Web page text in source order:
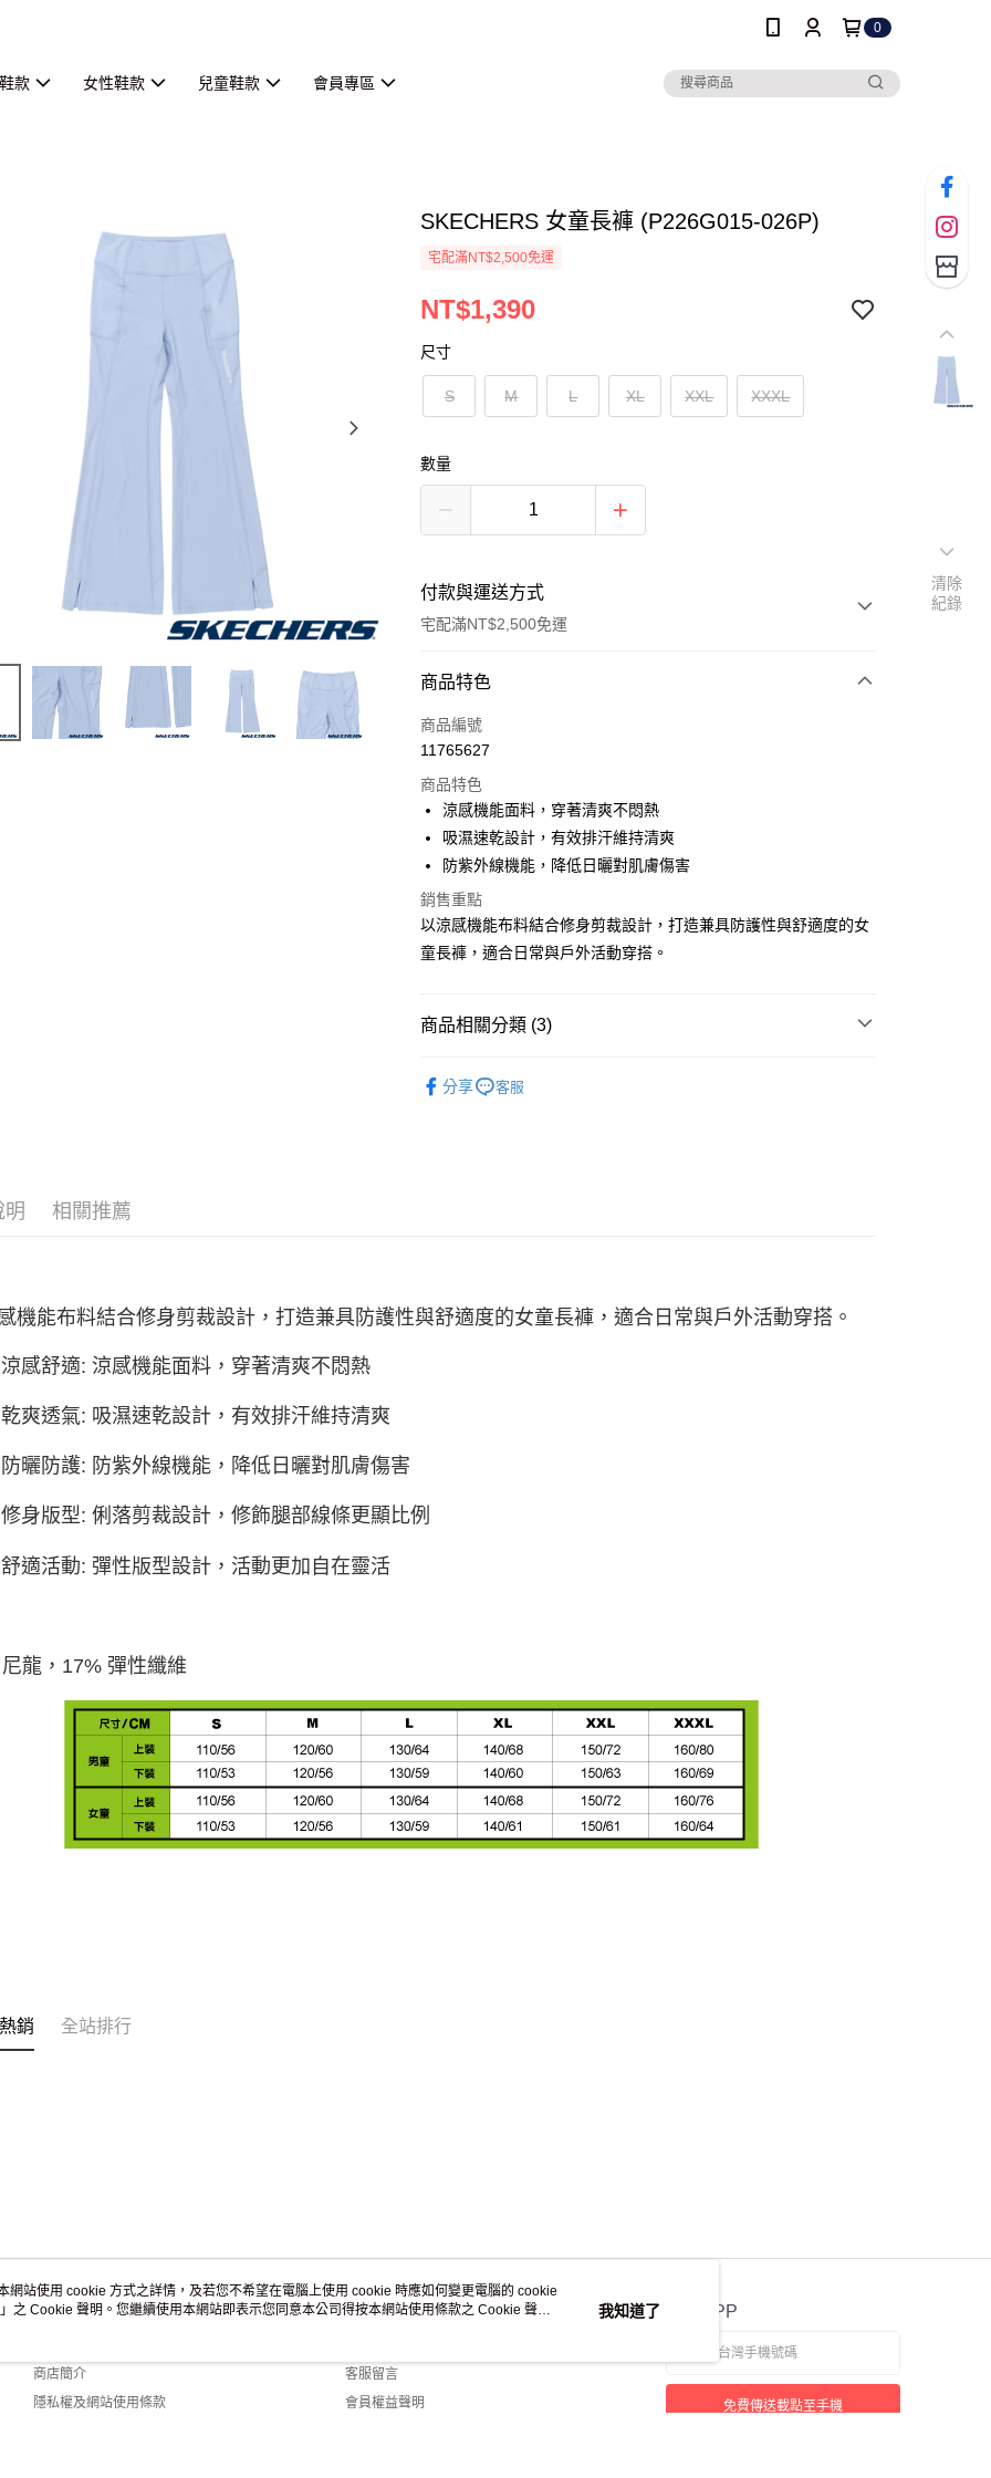
0
款 女性鞋款 兒童鞋款 會員專區
SKECHERS 女童長褲 (P226G015-026P)
宅配滿NT$2,500免運
NT$1,390
尺寸
S M L XL XXL XXXL
數量
付款與運送方式
宅配滿NT$2,500免運
付款方式
信用卡一次付款
大哥付你分期
相關說明
1.本服務由台灣大哥大提供，台灣大哥大用戶可立即使用無須另外申請。
2.付款方式選擇「大哥付你分期」，訂單成立後會自動跳轉到大哥付的交易
流程，驗證手機門號後，選擇欲分期的期數、繳款截止日，確認付款後即
完成交易。
3.實際核准額度、可分期數及費用金額請依後續交易確認頁面所載為準。
【繳款方式說明】
2.透過簡訊連結打開帳單後，可選擇「超商條碼／台灣大直營門市／銀行轉
ATM付款
商品特色
商品編號
11765627
商品特色
涼感機能面料，穿著清爽不悶熱
吸濕速乾設計，有效排汗維持清爽
防紫外線機能，降低日曬對肌膚傷害
銷售重點
以涼感機能布料結合修身剪裁設計，打造兼具防護性與舒適度的女
童長褲，適合日常與戶外活動穿搭。
商品相關分類 (3)
分享 客服
明 相關推薦
機能布料結合修身剪裁設計，打造兼具防護性與舒適度的女童長褲，適合日常與戶外活動穿搭。
涼感舒適: 涼感機能面料，穿著清爽不悶熱
乾爽透氣: 吸濕速乾設計，有效排汗維持清爽
防曬防護: 防紫外線機能，降低日曬對肌膚傷害
修身版型: 俐落剪裁設計，修飾腿部線條更顯比例
舒適活動: 彈性版型設計，活動更加自在靈活
龍，17% 彈性纖維
銷 全站排行
關於我們
商店簡介
隱私權及網站使用條款
客服資訊
客服留言
會員權益聲明
官方APP
免費傳送載點至手機
清除
紀錄
網站使用 cookie 方式之詳情，及若您不希望在電腦上使用 cookie 時應如何變更電腦的 cookie
」之 Cookie 聲明。您繼續使用本網站即表示您同意本公司得按本網站使用條款之 Cookie 聲明
我知道了